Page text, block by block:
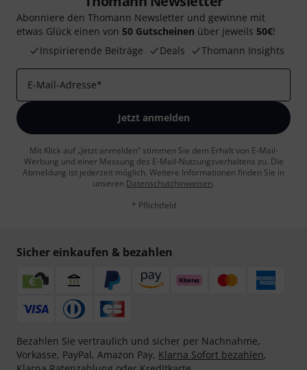
Abonniere den Thomann Newsletter und gewinne mit
etwas Glück einen von 50 Gutscheinen über jeweils 50€!
Inspirierende Beiträge
Deals Thomann Insights
E-Mail-Adresse*
Jetzt anmelden
Mit Klick auf „Jetzt anmelden“ stimmen Sie dem Erhalt von E-Mail-
Werbung und einer Messung des E-Mail-Nutzungsverhaltens zu. Die
Abmeldung ist jederzeit möglich. Weitere Informationen finden Sie in
unseren Datenschutzhinweisen.
* Pflichtfeld
Sicher einkaufen & bezahlen
Bezahlen Sie vertraulich und sicher per Nachnahme,
Vorkasse, PayPal, Amazon Pay, Klarna Sofort bezahlen,